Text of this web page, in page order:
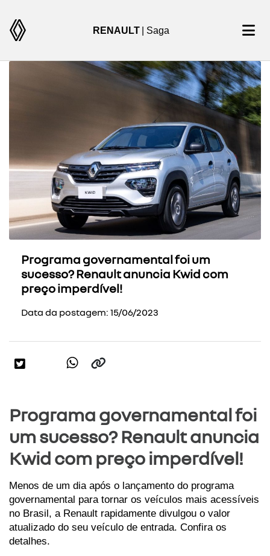
RENAULT | Saga
Programa governamental foi um
sucesso? Renault anuncia Kwid com
preço imperdível!
Data da postagem: 15/06/2023
Programa governamental foi
um sucesso? Renault anuncia
Kwid com preço imperdível!
Menos de um dia após o lançamento do programa
governamental para tornar os veículos mais acessíveis
no Brasil, a Renault rapidamente divulgou o valor
atualizado do seu veículo de entrada. Confira os
detalhes.